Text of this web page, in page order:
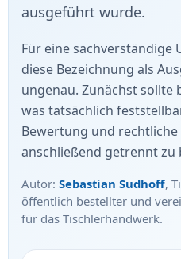
ausgeführt wurde.
Für eine sachverständige
diese Bezeichnung als
ungenau. Zunächst sollte
was tatsächlich
Bewertung und
anschließend getrennt zu
Autor: Sebastian Sudhoff,
öffentlich bestellter und
für das Tischlerhandwerk.